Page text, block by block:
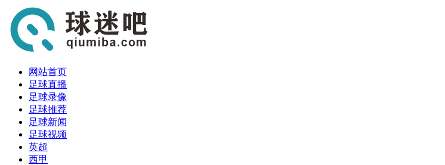
网站首页
足球直播
足球录像
足球推荐
足球新闻
足球视频
英超
西甲